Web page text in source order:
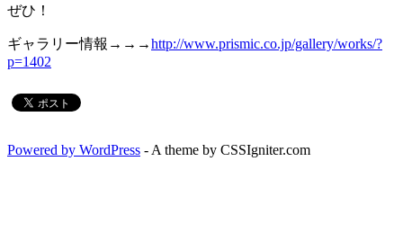
ぜひ！
ギャラリー情報→→→http://www.prismic.co.jp/gallery/works/?
p=1402
Powered by WordPress - A theme by CSSIgniter.com